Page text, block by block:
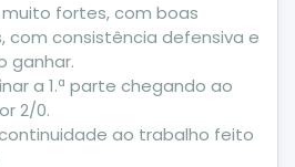
fortes, com boas
com consistência defensiva e
ganhar.
a 1.ª parte chegando ao
2/0.
ao trabalho feito